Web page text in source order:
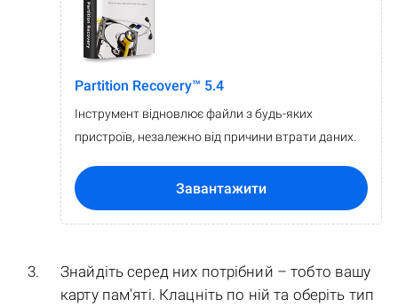
Partition Recovery™ 5.4
Інструмент відновлює файли з будь-яких
пристроїв, незалежно від причини втрати даних.
Завантажити
Знайдіть серед них потрібний – тобто вашу
карту пам'яті. Клацніть по ній та оберіть тип